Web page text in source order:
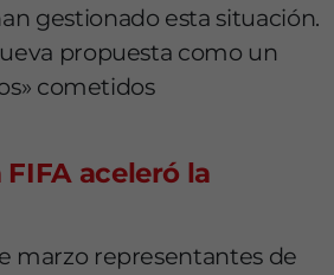
gestionado esta situación.
propuesta como un
cometidos
aceleró la
marzo representantes de